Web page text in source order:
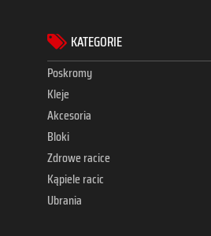
KATEGORIE
Poskromy
Kleje
Akcesoria
Bloki
Zdrowe racice
Kąpiele racic
Ubrania